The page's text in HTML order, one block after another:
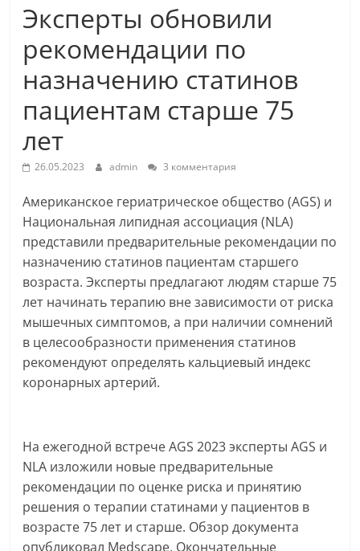
Эксперты обновили
рекомендации по
назначению статинов
пациентам старше 75
лет
26.05.2023 admin 3 комментария
Американское гериатрическое общество (AGS) и
Национальная липидная ассоциация (NLA)
представили предварительные рекомендации по
назначению статинов пациентам старшего
возраста. Эксперты предлагают людям старше 75
лет начинать терапию вне зависимости от риска
мышечных симптомов, а при наличии сомнений
в целесообразности применения статинов
рекомендуют определять кальциевый индекс
коронарных артерий.
На ежегодной встрече AGS 2023 эксперты AGS и
NLA изложили новые предварительные
рекомендации по оценке риска и принятию
решения о терапии статинами у пациентов в
возрасте 75 лет и старше. Обзор документа
опубликовал Medscape. Окончательные